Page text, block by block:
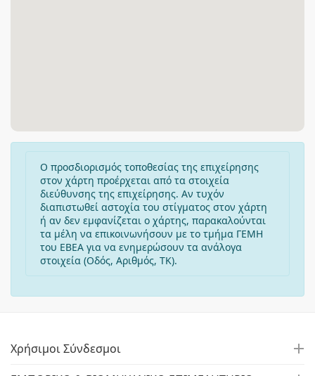
Ο προσδιορισμός τοποθεσίας της επιχείρησης
στον χάρτη προέρχεται από τα στοιχεία
διεύθυνσης της επιχείρησης. Αν τυχόν
διαπιστωθεί αστοχία του στίγματος στον χάρτη
ή αν δεν εμφανίζεται ο χάρτης, παρακαλούνται
τα μέλη να επικοινωνήσουν με το τμήμα ΓΕΜΗ
του ΕΒΕΑ για να ενημερώσουν τα ανάλογα
στοιχεία (Οδός, Αριθμός, ΤΚ).
Χρήσιμοι Σύνδεσμοι